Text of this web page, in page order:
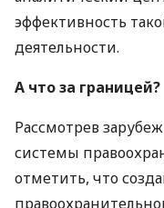
эффективность
деятельности.
А что за границей?
Рассмотрев
системы
отметить, что